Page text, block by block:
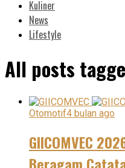
Kuliner
News
Lifestyle
All posts
Otomotif4 bulan ago
GIICOMVEC
Beragam